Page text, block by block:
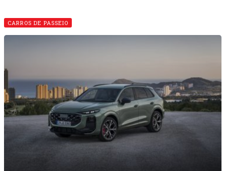
O guia que te ajuda a escolher seu próximo
carro, acessórios, produtos e serviços
automotivos.
Anuncie